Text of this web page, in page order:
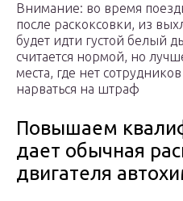
Внимание: во время
после раскоксовки, из
будет идти густой белый
считается нормой, но
места, где нет
нарваться на штраф
Повышаем
дает обычная
двигателя